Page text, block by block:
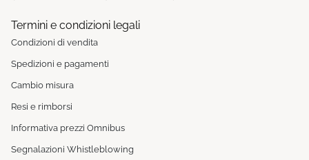
Termini e condizioni legali
Condizioni di vendita
Spedizioni e pagamenti
Cambio misura
Resi e rimborsi
Informativa prezzi Omnibus
Segnalazioni Whistleblowing